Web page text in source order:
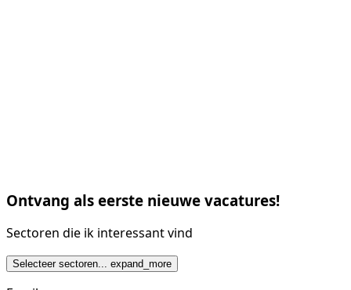
Ontvang als eerste nieuwe vacatures!
Sectoren die ik interessant vind
Selecteer sectoren... expand_more